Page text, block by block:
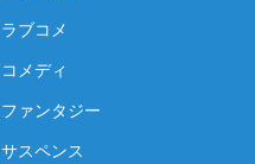
ラブコメ
コメディ
ファンタジー
サスペンス